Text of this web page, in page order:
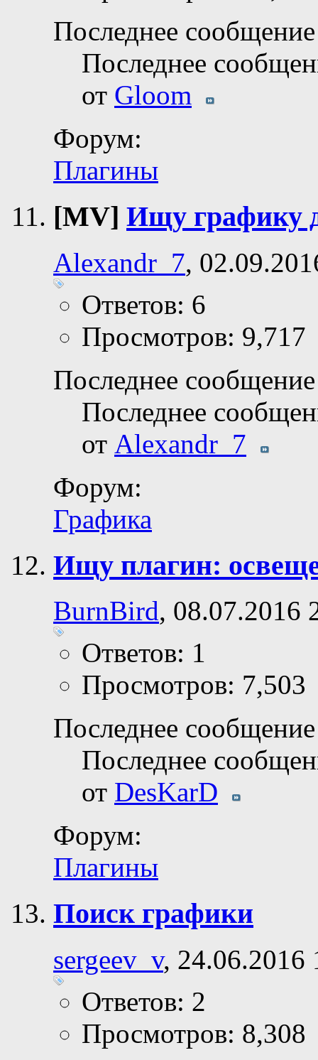
Последнее
Последнее
от Gloom
Форум:
Плагины
[MV] Ищу графику
Alexandr_7,
Ответов: 6
Просмотров: 9,717
Последнее
Последнее
от Alexandr_7
Форум:
Графика
Ищу плагин:
BurnBird, 08.07.2016
Ответов: 1
Просмотров: 7,503
Последнее
Последнее
от DesKarD
Форум:
Плагины
Поиск графики
sergeev_v, 24.06.2016
Ответов: 2
Просмотров: 8,308